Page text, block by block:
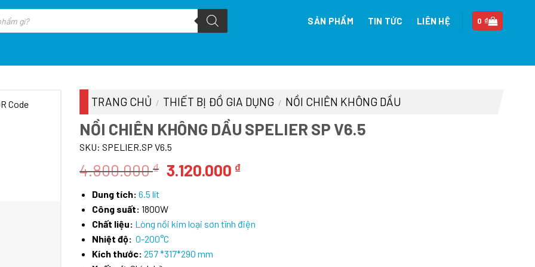
SẢN PHẨM TIN TỨC LIÊN HỆ 0₫
TRANG CHỦ / THIẾT BỊ ĐỒ GIA DỤNG / NỒI CHIÊN KHÔNG DẦU
NỒI CHIÊN KHÔNG DẦU SPELIER SP V6.5
SKU: SPELIER.SP V6.5
4.800.000₫ Giá
là:
4.800.000 ₫.
3.120.000 ₫Giá
là:
3.120.000 ₫.
Dung tích: 6.5 lít
Công suất: 1800W
Chất liệu: Lòng nồi kim loại sơn tĩnh điện
Nhiệt độ: 0-200°C
Kích thước: 257 *317*290 mm